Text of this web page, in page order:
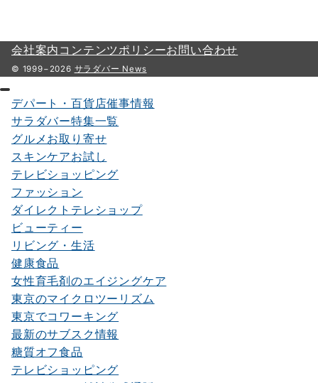
会社案内 コンテンツポリシーお問い合わせ
© 1999−2026 サラダバー News
デパート・百貨店催事情報
サラダバー特集一覧
グルメお取り寄せ
スキンケアお試し
テレビショッピング
ファッション
ダイレクトテレショップ
ビューティー
リビング・生活
健康食品
女性育毛剤のエイジングケア
東京のマイクロツーリズム
東京でコワーキング
最新のサブスク情報
糖質オフ食品
テレビショッピング